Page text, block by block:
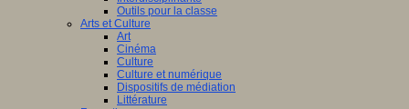
Outils pour la classe
Arts et Culture
Art
Cinéma
Culture
Culture et numérique
Dispositifs de médiation
Littérature